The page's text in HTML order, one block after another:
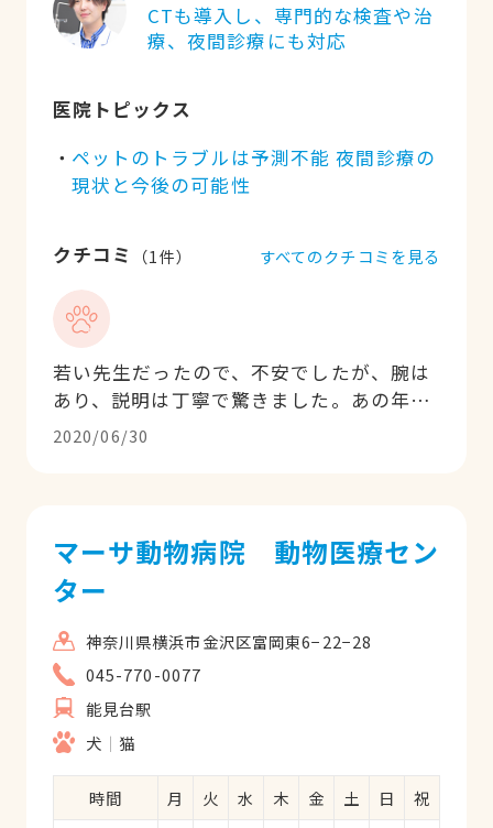
CTも導入し、専門的な検査や治
療、夜間診療にも対応
医院トピックス
ペットのトラブルは予測不能 夜間診療の
現状と今後の可能性
クチコミ （1件）
若い先生だったので、不安でしたが、腕は
あり、説明は丁寧で驚きました。あの年代
で院長先生になっいるだけあるなという感
じでした。これからもよろしくお願いしま
2020/06/30
すべてのクチコミを見る
マーサ動物病院 動物医療セン
ター
神奈川県横浜市金沢区富岡東6−22−28
045-770-0077
能見台駅
犬
猫
時間 月 火 水 木 金 土 日
祝